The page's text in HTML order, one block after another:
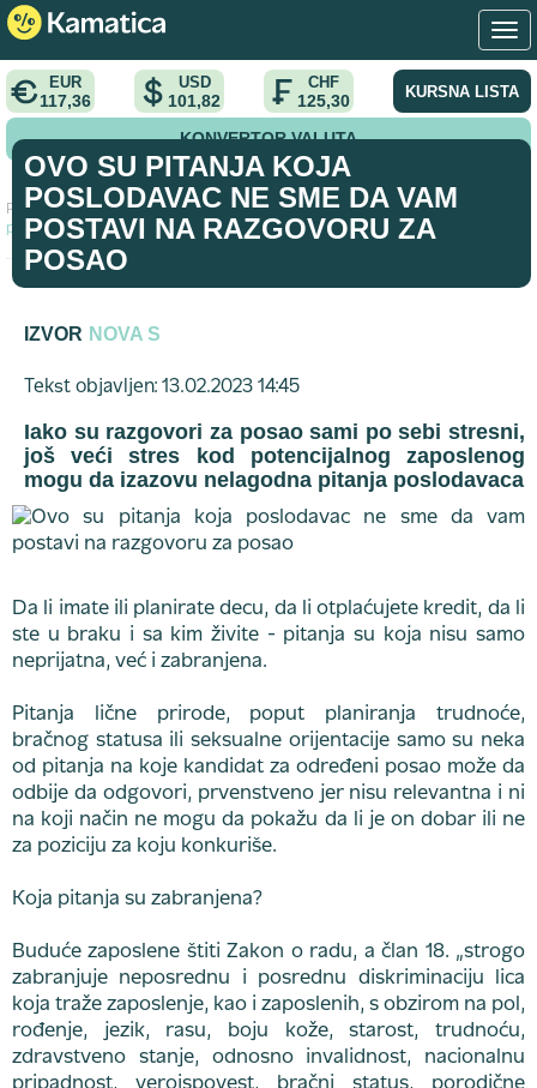
EUR
117,36
USD
101,82
CHF
125,30 KURSNA LISTA
KONVERTOR VALUTA
Početna > vodic >
Ovo su pitanja koja poslodavac ne sme da vam
postavi na razgovoru za posao
OVO SU PITANJA KOJA
POSLODAVAC NE SME DA VAM
POSTAVI NA RAZGOVORU ZA
POSAO
IZVOR NOVA S
Tekst objavljen: 13.02.2023 14:45
Iako su razgovori za posao sami po sebi stresni,
još veći stres kod potencijalnog zaposlenog
mogu da izazovu nelagodna pitanja poslodavaca
Da li imate ili planirate decu, da li otplaćujete kredit, da li
ste u braku i sa kim živite - pitanja su koja nisu samo
neprijatna, već i zabranjena.
Pitanja lične prirode, poput planiranja trudnoće,
bračnog statusa ili seksualne orijentacije samo su neka
od pitanja na koje kandidat za određeni posao može da
odbije da odgovori, prvenstveno jer nisu relevantna i ni
na koji način ne mogu da pokažu da li je on dobar ili ne
za poziciju za koju konkuriše.
Koja pitanja su zabranjena?
Buduće zaposlene štiti Zakon o radu, a član 18. „strogo
zabranjuje neposrednu i posrednu diskriminaciju lica
koja traže zaposlenje, kao i zaposlenih, s obzirom na pol,
rođenje, jezik, rasu, boju kože, starost, trudnoću,
zdravstveno stanje, odnosno invalidnost, nacionalnu